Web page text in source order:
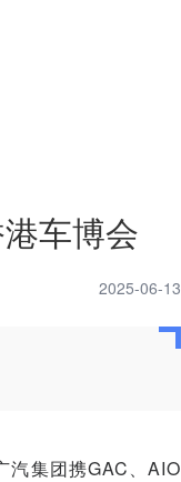
车博会
2025-06-13
汽集团携GAC、AIO